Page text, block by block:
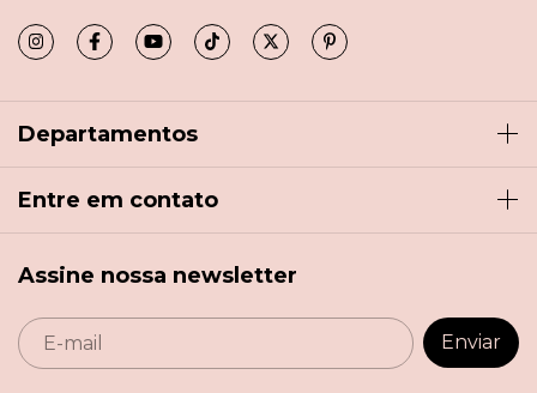
Departamentos
Entre em contato
Assine nossa newsletter